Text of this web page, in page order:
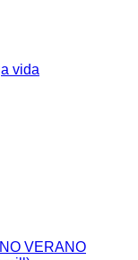
vida
VERANO